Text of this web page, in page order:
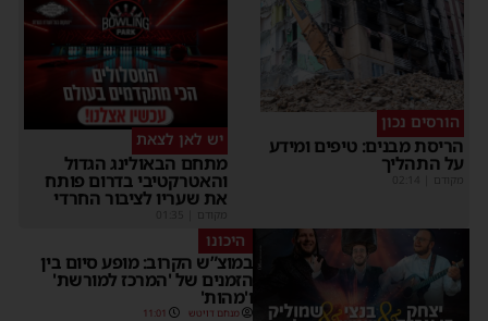
הורסים נכון
הריסת מבנים: טיפים ומידע
על התהליך
מקודם
יש לאן לצאת
מתחם הבאולינג הגדול
והאטרקטיבי בדרום פותח
את שעריו לציבור החרדי
מקודם
היכונו
במוצ”ש הקרוב: מופע סיום בין
הזמנים של 'המרכז למורשת'
ו'מהות'
מנחם דויטש 11:01